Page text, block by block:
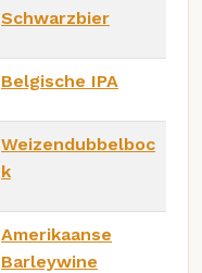
Schwarzbier
Belgische IPA
Weizendubbelboc
k
Amerikaanse
Barleywine